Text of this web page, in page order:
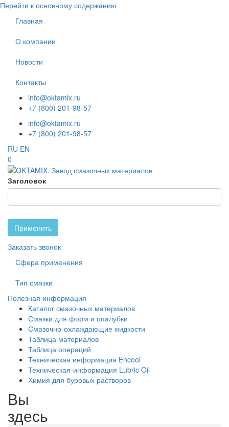
Перейти к основному содержанию
Главная
О компании
Новости
Контакты
info@oktamix.ru
+7 (800) 201-98-57
info@oktamix.ru
+7 (800) 201-98-57
RU EN
0
Заголовок
Применить
Заказать звонок
Сфера применения
Тип смазки
Полезная информация
Каталог смазочных материалов
Смазки для форм и опалубки
Смазочно-охлаждающие жидкости
Таблица материалов
Таблица операций
Техническая информация Encool
Техническая-информация Lubric Oil
Химия для буровых растворов
Вы
здесь